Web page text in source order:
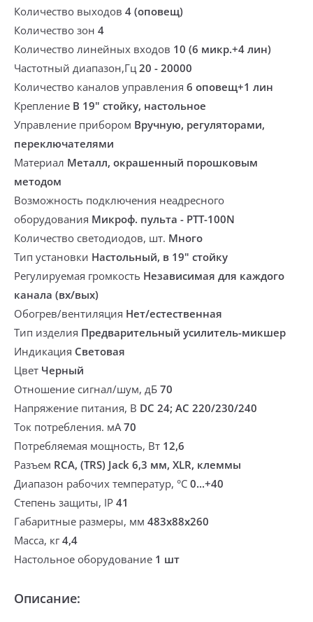
Количество выходов 4 (оповещ)
Количество зон 4
Количество линейных входов 10 (6 микр.+4 лин)
Частотный диапазон,Гц 20 - 20000
Количество каналов управления 6 оповещ+1 лин
Крепление В 19" стойку, настольное
Управление прибором Вручную, регуляторами,
переключателями
Материал Металл, окрашенный порошковым
методом
Возможность подключения неадресного
оборудования Микроф. пульта - PTT-100N
Количество светодиодов, шт. Много
Тип установки Настольный, в 19" стойку
Регулируемая громкость Независимая для каждого
канала (вх/вых)
Обогрев/вентиляция Нет/естественная
Тип изделия Предварительный усилитель-микшер
Индикация Световая
Цвет Черный
Отношение сигнал/шум, дБ 70
Напряжение питания, В DC 24; AC 220/230/240
Ток потребления. мА70
Потребляемая мощность, Вт 12,6
Разъем RCA, (TRS) Jack 6,3 мм, XLR, клеммы
Диапазон рабочих температур, °С 0...+40
Степень защиты, IP 41
Габаритные размеры, мм 483х88х260
Масса, кг4,4
Настольное оборудование 1 шт
Описание: